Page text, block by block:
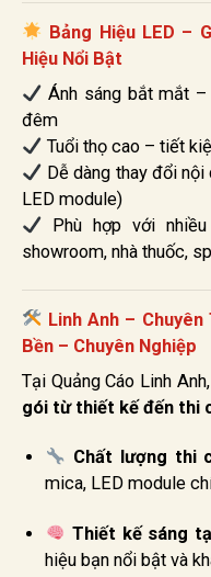
Bảng Hiệu LED –
Hiệu Nổi Bật
Ánh sáng bắt mắt –
đêm
Tuổi thọ cao – tiết
Dễ dàng thay đổi
LED module)
Phù hợp với
showroom, nhà thuốc,
Linh Anh –
Bền – Chuyên Nghiệp
Tại Quảng Cáo Linh
gói từ thiết kế đến thi
Chất lượng thi
mica, LED module
Thiết kế sáng
hiệu bạn nổi bật và